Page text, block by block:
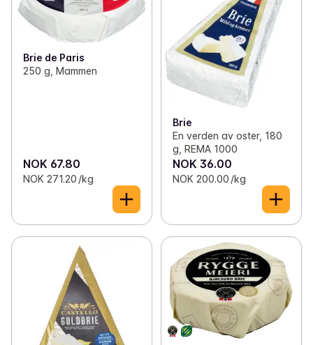
Brie de Paris
250 g, Mammen
NOK 67.80
NOK 271.20 /kg
Brie
En verden av oster, 180
g, REMA 1000
NOK 36.00
NOK 200.00 /kg